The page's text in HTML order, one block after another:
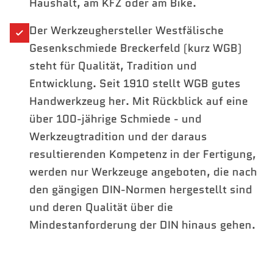
Der Werkzeughersteller Westfälische
Gesenkschmiede Breckerfeld (kurz WGB)
steht für Qualität, Tradition und
Entwicklung. Seit 1910 stellt WGB gutes
Handwerkzeug her. Mit Rückblick auf eine
über 100-jährige Schmiede - und
Werkzeugtradition und der daraus
resultierenden Kompetenz in der Fertigung,
werden nur Werkzeuge angeboten, die nach
den gängigen DIN-Normen hergestellt sind
und deren Qualität über die
Mindestanforderung der DIN hinaus gehen.